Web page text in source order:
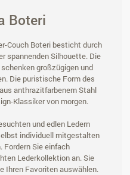
Boteri
Couch Boteri besticht durch
spannenden Silhouette. Die
großzügigen und
Die puristische Form des
anthrazitfarbenem Stahl
Klassiker von morgen.
und edlen Ledern
individuell mitgestalten
Fordern Sie einfach
Lederkollektion an. Sie
Ihren Favoriten auswählen.